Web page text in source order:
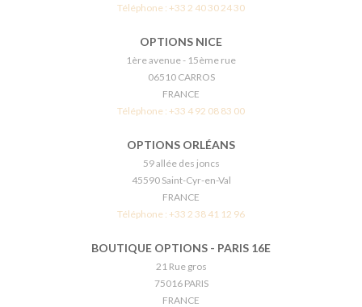
Téléphone : +33 2 40 30 24 30
OPTIONS NICE
1ère avenue - 15ème rue
06510 CARROS
FRANCE
Téléphone : +33 4 92 08 83 00
OPTIONS ORLÉANS
59 allée des joncs
45590 Saint-Cyr-en-Val
FRANCE
Téléphone : +33 2 38 41 12 96
BOUTIQUE OPTIONS - PARIS 16E
21 Rue gros
75016 PARIS
FRANCE